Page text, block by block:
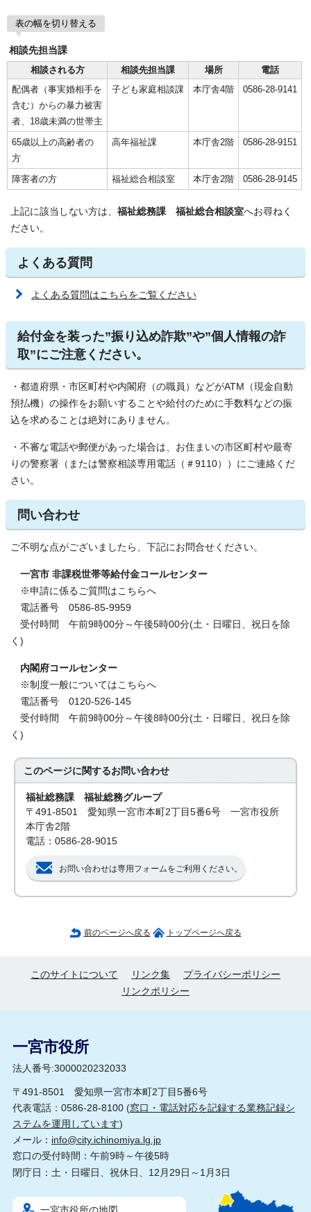
表の幅を切り替える
相談先担当課
相談される方
相談先担当課 場所
電話
配偶者（事実婚相手を
含む）からの暴力被害
者、18歳未満の世帯主
子ども家庭相談課 本庁舎4階 0586-28-9141
65歳以上の高齢者の
方
高年福祉課 本庁舎2階 0586-28-9151
障害者の方 福祉総合相談室 本庁舎2階 0586-28-9145
上記に該当しない方は、 福祉総務課 福祉総合相談室へお尋ねく
ださい。
よくある質問
よくある質問はこちらをご覧ください
給付金を装った”振り込め詐欺”や”個人情報の詐
取”にご注意ください。
・都道府県・市区町村や内閣府（の職員）などがATM（現金自動
預払機）の操作をお願いすることや給付のために手数料などの振
込を求めることは絶対にありません。
・不審な電話や郵便があった場合は、お住まいの市区町村や最寄
りの警察署（または警察相談専用電話（＃9110））にご連絡くだ
さい。
問い合わせ
ご不明な点がございましたら、下記にお問合せください。
一宮市 非課税世帯等給付金コールセンター
※申請に係るご質問はこちらへ
電話番号 0586-85-9959
受付時間 午前9時00分～午後5時00分(土・日曜日、祝日を除
く)
内閣府コールセンター
※制度一般についてはこちらへ
電話番号 0120-526-145
受付時間 午前9時00分～午後8時00分(土・日曜日、祝日を除
く)
このページに関するお問い合わせ
福祉総務課 福祉総務グループ
〒491-8501 愛知県一宮市本町2丁目5番6号 一宮市役所
本庁舎2階
電話：0586-28-9015
お問い合わせは専用フォームをご利用ください。
前のページへ戻る トップページへ戻る
このサイトについて リンク集
プライバシーポリシー
リンクポリシー
一宮市役所
法人番号:3000020232033
〒491-8501 愛知県一宮市本町2丁目5番6号
代表電話：0586-28-8100 (窓口・電話対応を記録する業務記録シ
ステムを運用しています)
メール： info@city.ichinomiya.lg.jp
窓口の受付時間：午前9時～午後5時
閉庁日：土・日曜日、祝休日、12月29日～1月3日